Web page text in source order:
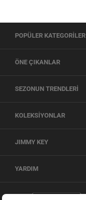
POPÜLER KATEGORİLER
ÖNE ÇIKANLAR
SEZONUN TRENDLERİ
KOLEKSİYONLAR
JIMMY KEY
YARDIM